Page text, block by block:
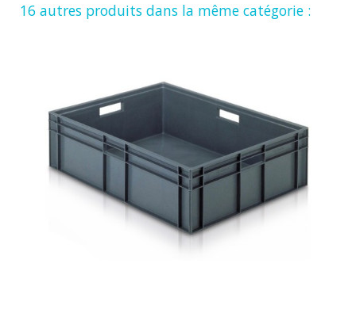
16 autres produits dans la même catégorie :